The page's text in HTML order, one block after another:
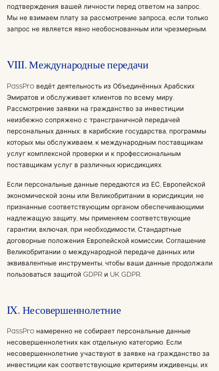
подтверждения вашей личности перед ответом на запрос.
Мы не взимаем плату за рассмотрение запроса, если только
запрос не является явно необоснованным или чрезмерным.
VIII. Международные передачи
PassPro ведёт деятельность из Объединённых Арабских
Эмиратов и обслуживает клиентов по всему миру.
Рассмотрение заявки на гражданство за инвестиции
неизбежно сопряжено с трансграничной передачей
персональных данных: в карибские государства, программы
которых мы обслуживаем, к международным поставщикам
услуг комплексной проверки и к профессиональным
поставщикам услуг в различных юрисдикциях.
Если персональные данные передаются из ЕС, Европейской
экономической зоны или Великобритании в юрисдикции, не
признанные соответствующим органом обеспечивающими
надлежащую защиту, мы применяем соответствующие
гарантии, включая, при необходимости, Стандартные
договорные положения Европейской комиссии, Соглашение
Великобритании о международной передаче данных или
эквивалентные инструменты, чтобы ваши данные продолжали
пользоваться защитой GDPR и UK GDPR.
IX. Несовершеннолетние
PassPro намеренно не собирает персональные данные
несовершеннолетних как отдельную категорию. Если
несовершеннолетние участвуют в заявке на гражданство за
инвестиции как соответствующие критериям иждивенцы, их